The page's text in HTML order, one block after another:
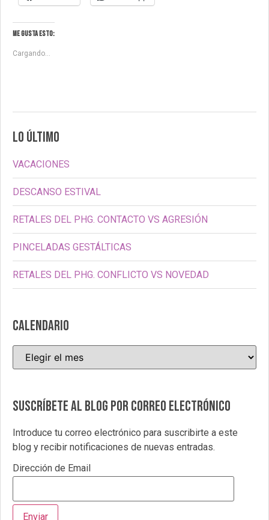
Me gusta esto:
Cargando...
LO ÚLTIMO
VACACIONES
DESCANSO ESTIVAL
RETALES DEL PHG. CONTACTO VS AGRESIÓN
PINCELADAS GESTÁLTICAS
RETALES DEL PHG. CONFLICTO VS NOVEDAD
CALENDARIO
Suscríbete al blog por correo electrónico
Introduce tu correo electrónico para suscribirte a este
blog y recibir notificaciones de nuevas entradas.
Dirección de Email